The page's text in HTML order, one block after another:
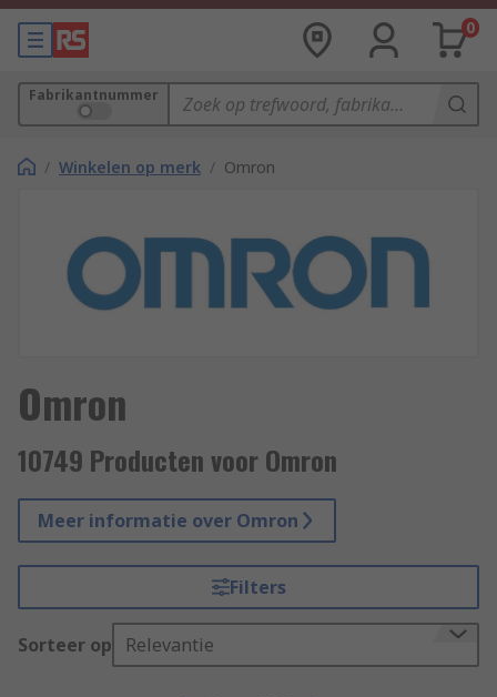
0
Fabrikantnummer
/ Winkelen op merk / Omron
Omron
10749 Producten voor Omron
Meer informatie over Omron
Filters
Sorteer op Relevantie